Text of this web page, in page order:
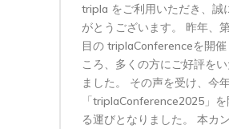
tripla をご利用いただき、誠
がとうございます。 昨年、
目の triplaConferenceを開催
ころ、多くの方にご好評をい
ました。 その声を受け、今
「triplaConference2025」
る運びとなりました。 本カ